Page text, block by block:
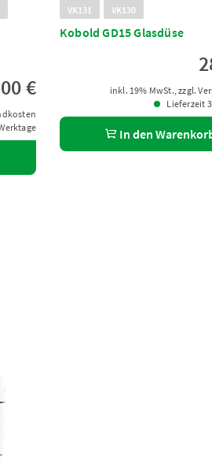
€
VK131
VK130
Kobold GD15 Glasdüse
inkl. 19% MwSt., zzgl.
Lieferzeit
In den